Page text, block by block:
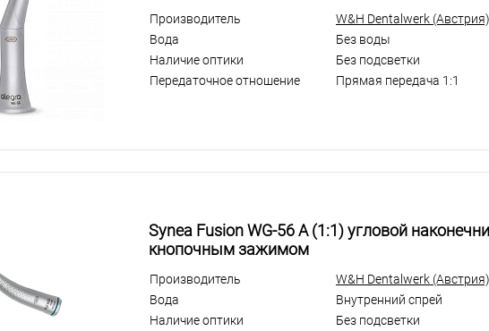
Производитель
W&H Dentalwerk (Австрия)
Вода
Без воды
Наличие оптики
Без подсветки
Передаточное отношение
Прямая передача 1:1
Synea Fusion WG-56 A (1:1) угловой
кнопочным зажимом
Производитель
W&H Dentalwerk (Австрия)
Вода
Внутренний спрей
Наличие оптики
Без подсветки